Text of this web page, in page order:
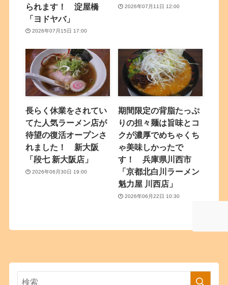
られます！ 淀屋橋
「ヨドヤバ」
2026年07月15日 17:00
2026年07月11日 12:00
長らく休業をされてい
てた人気ラーメン店が
待望の復活オープンさ
れました！ 新大阪
「段七 新大阪店」
2026年06月30日 19:00
期間限定の背脂たっぷ
りの担々麺は旨味とコ
クが濃厚でめちゃくち
ゃ美味しかったで
す！ 兵庫県川西市
「京都北白川ラーメン
魁力屋 川西店」
2026年06月22日 10:30